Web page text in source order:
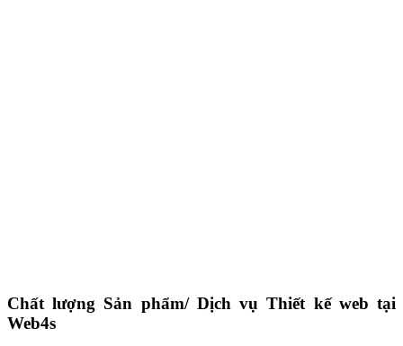
Chất lượng Sản phẩm/ Dịch vụ Thiết kế web tại
Web4s